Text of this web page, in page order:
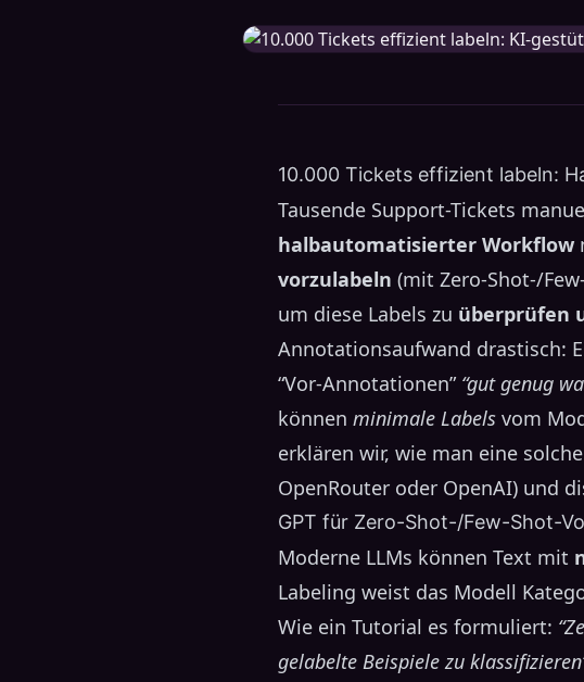
10.000 Tickets effizient labeln:
Tausende Support-Tickets
halbautomatisierter Workflow
vorzulabeln (mit Zero-Shot-/
um diese Labels zu überprüfen
Annotationsaufwand drastisch:
“Vor-Annotationen” “gut genug
können minimale Labels vom
erklären wir, wie man eine
OpenRouter oder OpenAI) und
GPT für Zero-Shot-/Few-Shot-
Moderne LLMs können Text mit
Labeling weist das Modell
Wie ein Tutorial es formuliert:
gelabelte Beispiele zu